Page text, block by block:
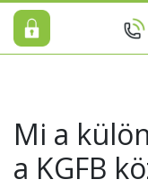
Mi a
a KGFB